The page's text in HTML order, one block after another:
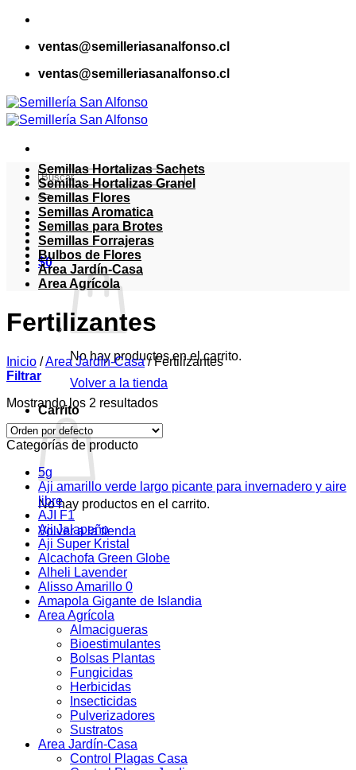
Saltar
contenidoventas@semilleriasanalfonso.cl
ventas@semilleriasanalfonso.cl
Buscar
por:
$0
No hay productos en el carrito.
Volver a la tienda
Carrito
No hay productos en el carrito.
Volver a la tienda
Semillas Hortalizas Sachets
Semillas Hortalizas Granel
Semillas Flores
Semillas Aromatica
Semillas para Brotes
Semillas Forrajeras
Bulbos de Flores
Area Jardín-Casa
Area Agrícola
Fertilizantes
Inicio /Area Jardín-Casa /Fertilizantes
Filtrar
Mostrando los 2 resultados
Categorías de producto
5g
Aji amarillo verde largo picante para invernadero y aire
libre
AJI F1
Aji Jalapeño
Aji Super Kristal
Alcachofa Green Globe
Alheli Lavender
Alisso Amarillo 0
Amapola Gigante de Islandia
Area Agrícola
Almacigueras
Bioestimulantes
Bolsas Plantas
Fungicidas
Herbicidas
Insecticidas
Pulverizadores
Sustratos
Area Jardín-Casa
Control Plagas Casa